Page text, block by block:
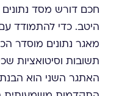
חכם דורש מסד נתונים
היטב. כדי להתמודד
מאגר נתונים מוסדר
תשובות וסיטואציות
האתגר השני הוא